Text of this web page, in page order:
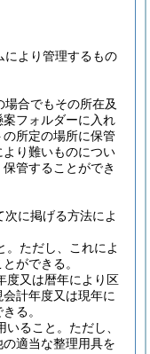
により管理するもの
合でもその所在及
フォルダーに入れ
所定の場所に保管
り難いものについ
管することができ
に掲げる方法によ
ただし、これによ
ができる。
度又は暦年により区
計年度又は現年に
る。
ること。 ただし、
適当な整理用具を